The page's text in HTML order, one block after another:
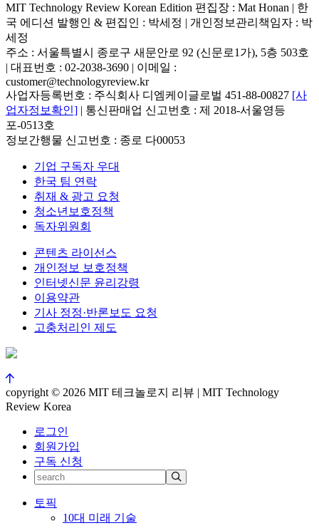
MIT Technology Review Korean Edition 편집장 : Mat Honan | 한
국 에디션 발행인 & 편집인 : 박세정 | 개인정보관리책임자 : 박
세정
주소 : 서울특별시 종로구 새문안로 92 (신문로1가), 5층 503호
| 대표번호 : 02-2038-3690 | 이메일 :
customer@technologyreview.kr
사업자등록번호 : 주식회사 디엠케이글로벌 451-88-00827 [사
업자정보확인] | 통신판매업 신고번호 : 제 2018-서울영등
포-0513호
정보간행물 신고번호 : 종로 다00053
기업 구독자 우대
한국 팀 연락
취재 & 광고 요청
청소년보호정책
독자위원회
콘텐츠 라이선스
개인정보 보호정책
인터넷신문 윤리강령
이용약관
기사 정정·반론보도 요청
고충처리인 제도
copyright © 2026 MIT 테크놀로지 리뷰 | MIT Technology
Review Korea
로그인
회원가입
구독 신청
토픽
10대 미래 기술